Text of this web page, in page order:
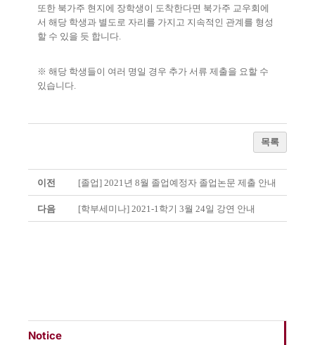
또한 북가주 현지에 장학생이 도착한다면 북가주 교우회에
서 해당 학생과 별도로 자리를 가지고 지속적인 관계를 형성
할 수 있을 듯 합니다.
※ 해당 학생들이 여러 명일 경우 추가 서류 제출을 요할 수
있습니다.
목록
이전 [졸업] 2021년 8월 졸업예정자 졸업논문 제출 안내
다음 [학부세미나] 2021-1학기 3월 24일 강연 안내
Notice